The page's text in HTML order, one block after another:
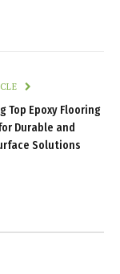
Top Epoxy Flooring
Durable and
Solutions